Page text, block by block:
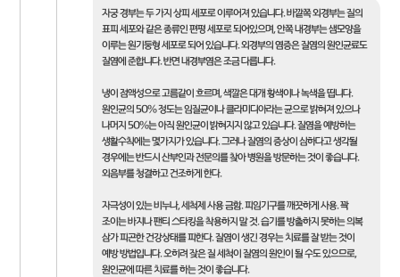
자궁 경부는 두 가지 상피 세포로 이루어져 있습니다. 바깥쪽 외경부는 질의
표피 세포와 같은 종류인 편평 세포로 되어있으며, 안쪽 내경부는 샘모양을
이루는 원기둥형 세포로 되어 있습니다. 외경부의 염증은 질염의 원인균료도
질염에 준합니다. 반면 내경부염은 조금 다릅니다.
냉이 점액성으로 고름같이 흐르며, 색깔은 대개 황색이나 녹색을 띱니다.
원인균의 50% 정도는 임질균이나 클라미디아라는 균으로 밝혀져 있으나
나머지 50%는 아직 원인균이 밝혀지지 않고 있습니다. 질염을 예방하는
생활수칙에는 몇가지가 있습니다. 그러나 질염의 증상이 심하다고 생각될
경우에는 반드시 산부인과 전문의를 찾아 병원을 방문하는 것이 좋습니다.
외음부를 청결하고 건조하게 한다.
자극성이 있는 비누나, 세척제 사용 금함. 피임기구를 깨끗하게 사용. 꽉
조이는 바지나 팬티 스타킹을 착용하지 말 것. 습기를 방출하지 못하는 의복
삼가 피곤한 건강상태를 피한다. 질염이 생긴 경우는 치료를 잘 받는 것이
예방 방법입니다. 오히려 잦은 질 세척이 질염의 원인이 될 수도 있으므로,
원인균에 따른 치료를 하는 것이 좋습니다.